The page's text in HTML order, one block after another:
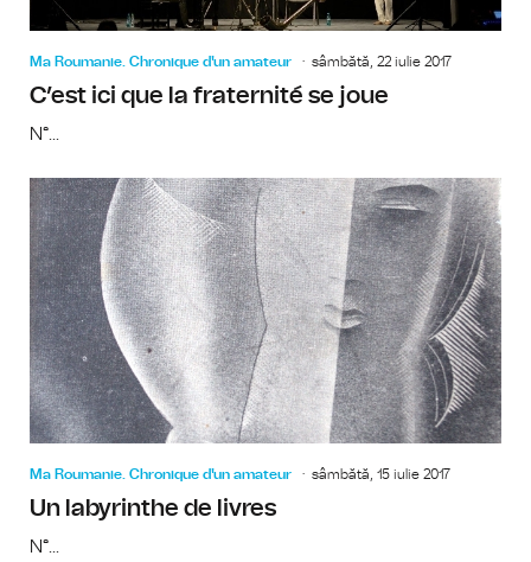
Ma Roumanie. Chronique d'un amateur sâmbătă, 22 iulie 2017
C’est ici que la fraternité se joue
N°...
Ma Roumanie. Chronique d'un amateur sâmbătă, 15 iulie 2017
Un labyrinthe de livres
N°...